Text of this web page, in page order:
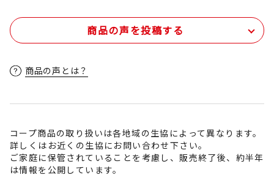
商品の声を投稿する
商品の声とは？
コープ商品の取り扱いは各地域の生協によって異なります。
詳しくはお近くの生協にお問い合わせ下さい。
ご家庭に保管されていることを考慮し、販売終了後、約半年
は情報を公開しています。